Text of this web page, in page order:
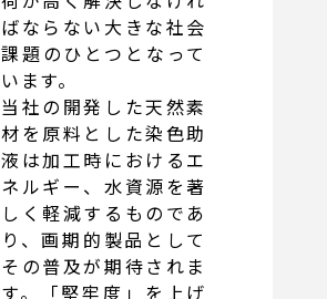
ばならない大きな社会
課題のひとつとなって
います。
当社の開発した天然素
材を原料とした染色助
液は加工時におけるエ
ネルギー、水資源を著
しく軽減するものであ
り、画期的製品として
その普及が期待されま
す。「堅牢度」を上げ